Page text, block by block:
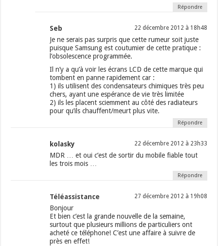
Répondre
Seb 22 décembre 2012 à 18h48
Je ne serais pas surpris que cette rumeur soit juste
puisque Samsung est coutumier de cette pratique :
l’obsolescence programmée.
Il n’y a qu’à voir les écrans LCD de cette marque qui
tombent en panne rapidement car :
1) ils utilisent des condensateurs chimiques très peu
chers, ayant une espérance de vie très limitée
2) ils les placent sciemment au côté des radiateurs
pour qu’ils chauffent/meurt plus vite.
Répondre
kolasky 22 décembre 2012 à 23h33
MDR … et oui c’est de sortir du mobile fiable tout
les trois mois …
Répondre
Téléassistance 27 décembre 2012 à 19h08
Bonjour
Et bien c’est la grande nouvelle de la semaine,
surtout que plusieurs millions de particuliers ont
acheté ce téléphone! C’est une affaire à suivre de
près en effet!